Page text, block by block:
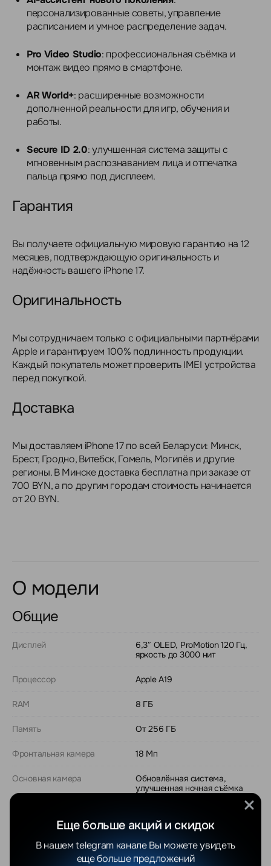
персонализированные советы, управление
расписанием и умное распределение задач.
Pro Video Studio: профессиональная съёмка и
монтаж видео прямо в смартфоне.
AR World+: расширенные возможности
дополненной реальности для игр, обучения и
работы.
Secure ID 2.0: улучшенная система защиты с
мгновенным распознаванием лица и отпечатка
пальца прямо под дисплеем.
Гарантия
Вы получаете официальную мировую гарантию на 12
месяцев, подтверждающую оригинальность и
надёжность вашего iPhone 17.
Оригинальность
Мы сотрудничаем только с официальными партнёрами
Apple и гарантируем 100% подлинность продукции.
Каждый покупатель может проверить IMEI устройства
перед покупкой.
Доставка
Мы доставляем iPhone 17 по всей Беларуси: Минск,
Брест, Гродно, Витебск, Гомель, Могилёв и другие
регионы. В Минске доставка бесплатна при заказе от
700 BYN, а по другим городам стоимость начинается
от 20 BYN.
О модели
Общие
Дисплей
6,3″ OLED, ProMotion 120 Гц,
яркость до 3000 нит
Процессор Apple A19
RAM 8 ГБ
Память От 256 ГБ
Фронтальная камера 18 Мп
Основная камера
Обновлённая система,
улучшенная ночная съёмка
видео
Защита Ceramic Shield 2
Еще больше акций и скидок
В нашем telegram канале Вы можете увидеть
еще больше предложений